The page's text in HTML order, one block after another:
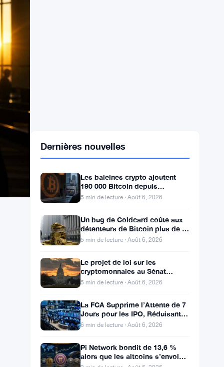
Les baleines crypto ajoutent
décembre, signaux de creux du
marché baissier s’accumulent
5 min de lecture · Août 6, 2026
Un bug de Coldcard coûte aux
596 pièces et 100 millions de
dollars
5 min de lecture · Août 6, 2026